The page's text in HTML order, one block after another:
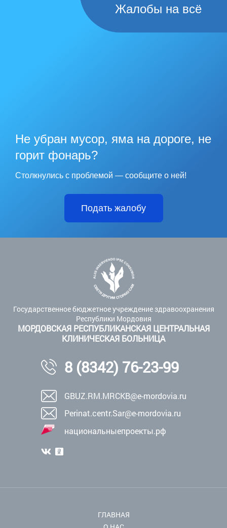
Жалобы на всё
Не убран мусор, яма на дороге, не
горит фонарь?
Столкнулись с проблемой — сообщите о ней!
Подать жалобу
Государственное бюджетное учреждение здравоохранения
Республики Мордовия
МОРДОВСКАЯ РЕСПУБЛИКАНСКАЯ ЦЕНТРАЛЬНАЯ
КЛИНИЧЕСКАЯ БОЛЬНИЦА
8 (8342) 76-23-99
GBUZ.RM.MRCKB@e-mordovia.ru
Perinat.centr.Sar@e-mordovia.ru
национальныепроекты.рф
ГЛАВНАЯ